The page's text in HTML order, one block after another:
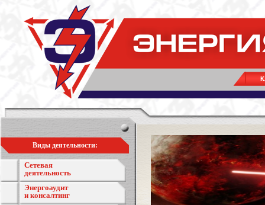
Виды деятельности:
Сетевая
деятельность
Энергоаудит
и консалтинг